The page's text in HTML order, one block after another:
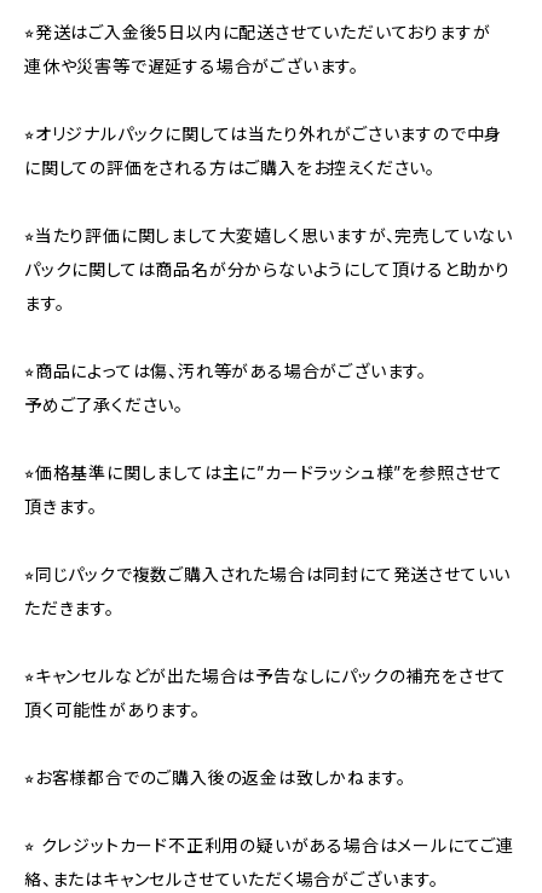
⭐︎発送はご入金後5日以内に配送させていただいておりますが
連休や災害等で遅延する場合がございます。
⭐︎オリジナルパックに関しては当たり外れがごさいますので中身
に関しての評価をされる方はご購入をお控えください。
⭐︎当たり評価に関しまして大変嬉しく思いますが、完売していない
パックに関しては商品名が分からないようにして頂けると助かり
ます。
⭐︎商品によっては傷、汚れ等がある場合がございます。
予めご了承ください。
⭐︎価格基準に関しましては主に”カードラッシュ様”を参照させて
頂きます。
⭐︎同じパックで複数ご購入された場合は同封にて発送させていい
ただきます。
⭐︎キャンセルなどが出た場合は予告なしにパックの補充をさせて
頂く可能性があります。
⭐︎お客様都合でのご購入後の返金は致しかねます。
⭐︎ クレジットカード不正利用の疑いがある場合はメールにてご連
絡、またはキャンセルさせていただく場合がございます。